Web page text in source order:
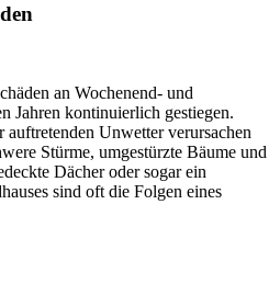
an Wochenend- und
Jahren kontinuierlich gestiegen.
Unwetter verursachen
Stürme, umgestürzte Bäume und
Dächer oder sogar ein
sind oft die Folgen eines